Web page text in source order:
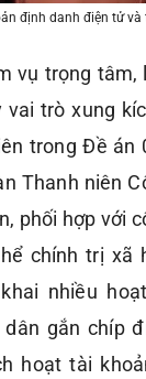
định danh điện tử
vụ trọng tâm,
trò xung
trong Đề án
Thanh niên
phối hợp với
chính trị xã
nhiều
gắn chíp
hoạt tài